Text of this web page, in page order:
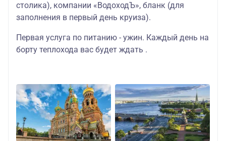
столика), компании «ВодоходЪ», бланк (для
заполнения в первый день круиза).
Первая услуга по питанию - ужин. Каждый день на
борту теплохода вас будет ждать .